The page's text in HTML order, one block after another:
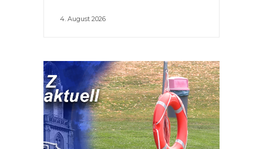
4. August 2026